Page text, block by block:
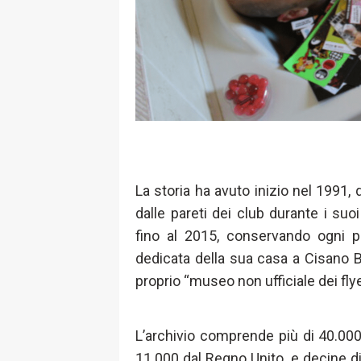
La storia ha avuto inizio nel
dalle pareti dei club durante i
fino al 2015, conservando ogni
dedicata della sua casa a Cisano
proprio “museo non ufficiale dei
L’archivio comprende più di